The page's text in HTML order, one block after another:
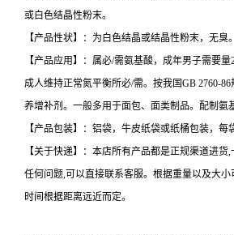
或白色结晶性粉末。
【产品性状】：为白色结晶或结晶性粉末，无臭。
【产品应用】：属必/需氨基酸，成年男子需要
成人维持正常氮平衡所必/需。按我国GB 2760-
养增补剂。一般多用于面包、面类制品。配制氨
【产品包装】：铝袋，牛皮纸袋或纸桶包装，每
【关于快递】：本店所有产品都是正规渠道进
任何问题,可以直接联系客服。根据重量以及大
时间根据距离远近而定。